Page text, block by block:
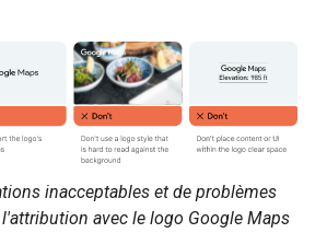
inacceptables et de problèmes
avec le logo Google Maps